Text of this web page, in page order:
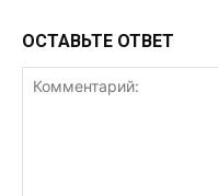
ОСТАВЬТЕ ОТВЕТ